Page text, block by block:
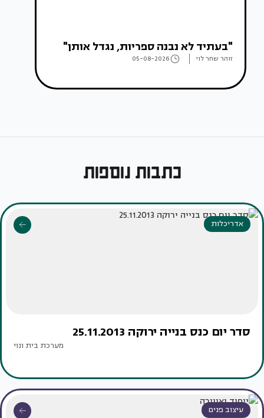
"בעתיד לא נבנה ספריות, נגדל אותן"
זוהר שחר לוי 05-08-2026
כתבות נוספות
אדריכלות
סדר יום כנס בנייה ירוקה 25.11.2013
מערכת בית ונוי
עיצוב פנים